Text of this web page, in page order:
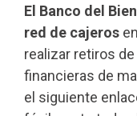
El Banco del
red de cajeros
realizar retiros
financieras de
el siguiente